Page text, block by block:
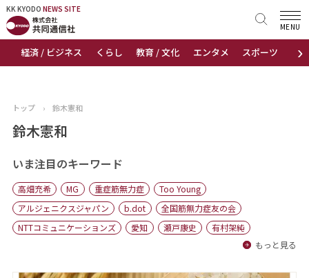
KK KYODO NEWS SITE
›
経済 / ビジネス くらし 教育 / 文化 エンタメ スポーツ 地域
MENU
KK KYODONEWS SITE
トップページ
ニュース
おすすめコンテンツ
出版物
会社概要
トップ › 鈴木憲和
鈴木憲和
いま注目のキーワード
高畑充希 MG 重症筋無力症
Too Young
アルジェニクスジャパン
b.dot
全国筋無力症友の会
NTTコミュニケーションズ
愛知 瀬戸康史
有村架純
もっと見る